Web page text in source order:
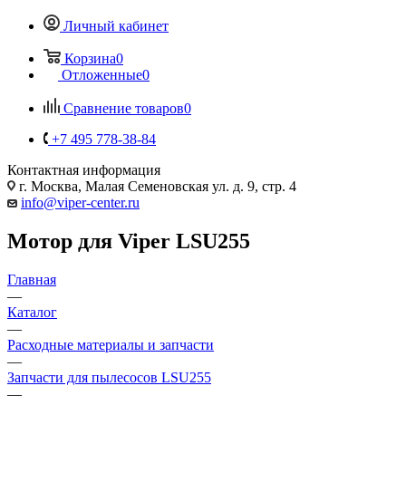
Личный кабинет
Корзина0
Отложенные0
Сравнение товаров0
+7 495 778-38-84
Контактная информация
г. Москва, Малая Семеновская ул. д. 9, стр. 4
info@viper-center.ru
Мотор для Viper LSU255
Главная
—
Каталог
—
Расходные материалы и запчасти
—
Запчасти для пылесосов LSU255
—